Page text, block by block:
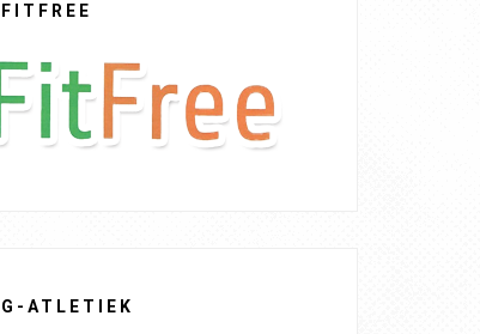
FITFREE
G-ATLETIEK